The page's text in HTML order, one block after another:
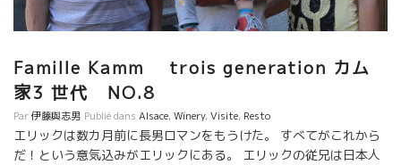
Famille Kamm trois generation カム
家3 世代 NO.8
Par伊藤與志男 Publié dans Alsace,Winery,Visite, Resto
エリックは数カ月前に長男ロマンをもうけた。 すべてがこれから
だ！という意気込みがエリックにある。 エリックの従兄は日本人